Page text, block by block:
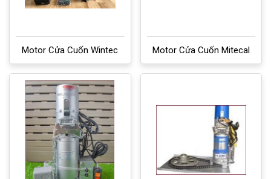
Motor Cửa Cuốn Wintec Motor Cửa Cuốn Mitecal